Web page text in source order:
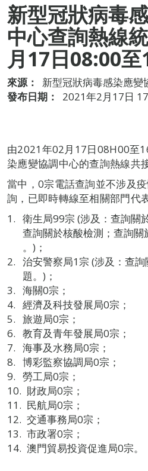
新型冠狀病毒
中心查詢熱線
月17日08:00
來源：
新型冠狀病毒感染應變
發布日期：
2021年2月17日
由2021年02月17日08H00至
染應變協調中心的查詢熱線共
當中，0宗電話查詢並不涉及
詢，已即時轉線至相關部門代
衛生局99宗 (涉及：查詢關
查詢關於核酸檢測；查詢
。)；
治安警察局1宗 (涉及：查
題。)；
海關0宗；
經濟及科技發展局0宗；
旅遊局0宗；
教育及青年發展局0宗；
海事及水務局0宗；
博彩監察協調局0宗；
勞工局0宗；
財政局0宗；
民航局0宗；
交通事務局0宗；
市政署0宗；
澳門貿易投資促進局0宗。